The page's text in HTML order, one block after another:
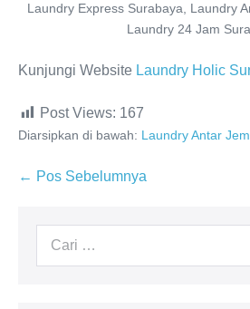
Laundry Express Surabaya, Laundry
Laundry 24 Jam
Kunjungi Website Laundry Holic
Post Views: 167
Diarsipkan di bawah: Laundry Antar
Navigasi
← Pos Sebelumnya
Pencarian